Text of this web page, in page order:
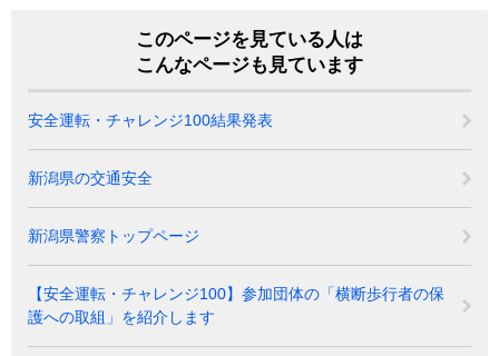
このページを見ている人は
こんなページも見ています
安全運転・チャレンジ100結果発表
新潟県の交通安全
新潟県警察トップページ
【安全運転・チャレンジ100】参加団体の「横断歩行者の保
護への取組」を紹介します